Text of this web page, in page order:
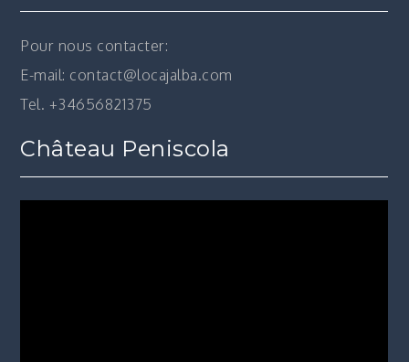
Pour nous contacter:
E-mail: contact@locajalba.com
Tel. +34656821375
Château Peniscola